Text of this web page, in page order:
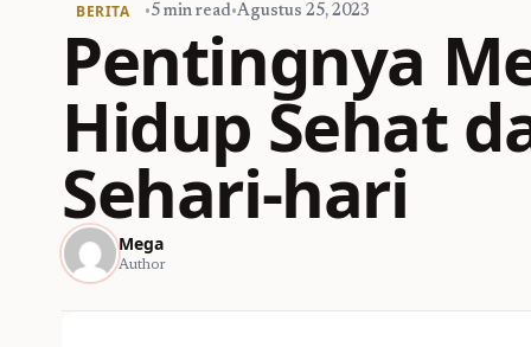
BERITA •5 min read•Agustus 25, 2023
Pentingnya
Hidup Sehat
Sehari-hari
Mega
Author